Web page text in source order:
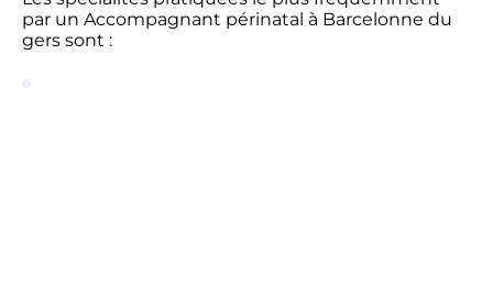
par un Accompagnant périnatal à Barcelonne du
gers sont :